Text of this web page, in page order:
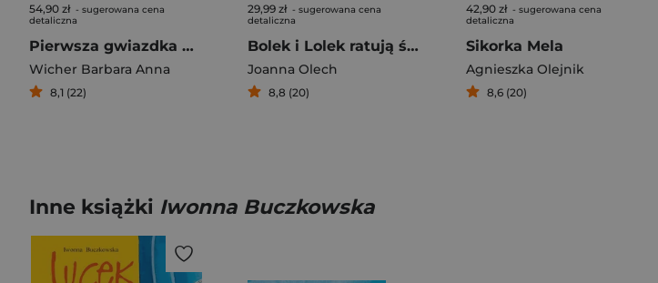
54,90 zł - sugerowana cena
detaliczna
Pierwsza gwiazdka w cichej dolinie
Wicher Barbara Anna
8,1 (22)
29,99 zł - sugerowana cena
detaliczna
Bolek i Lolek ratują święta
Joanna Olech
8,8 (20)
42,90 zł - sugerowana cena
detaliczna
Sikorka Mela
Agnieszka Olejnik
8,6 (20)
Inne książki Iwonna Buczkowska